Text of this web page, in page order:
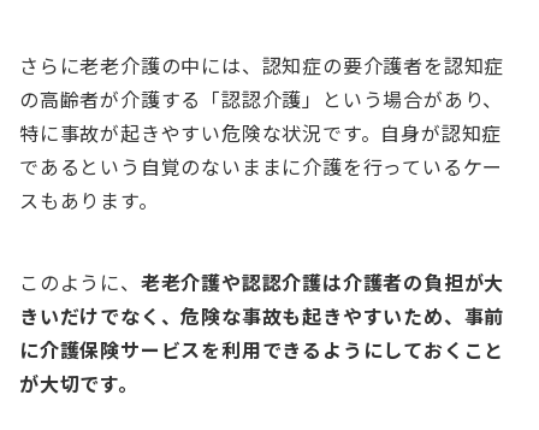
さらに老老介護の中には、認知症の要介護者を認知症
の高齢者が介護する「認認介護」という場合があり、
特に事故が起きやすい危険な状況です。自身が認知症
であるという自覚のないままに介護を行っているケー
スもあります。
このように、 老老介護や認認介護は介護者の負担が大
きいだけでなく、危険な事故も起きやすいため、事前
に介護保険サービスを利用できるようにしておくこと
が大切です。